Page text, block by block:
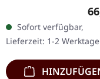
Chaos Records.
verschiedenen
einer noblen,…
Sofort verfügbar,
Lieferzeit: 1-2 Werktage